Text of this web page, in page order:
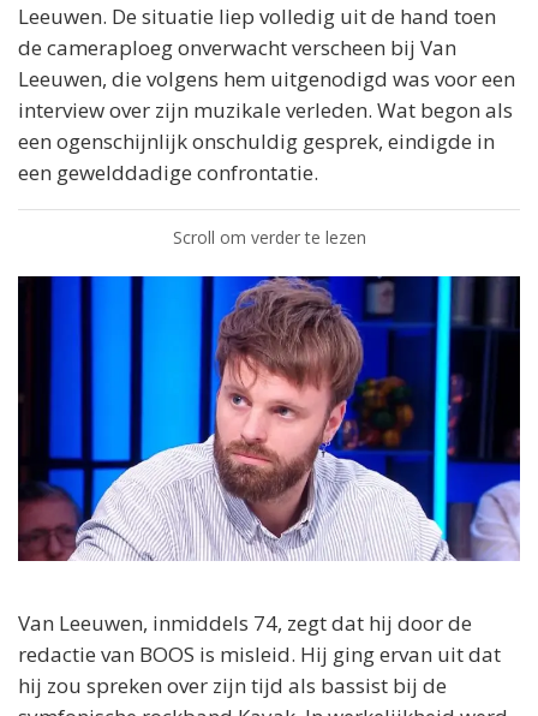
Leeuwen. De situatie liep volledig uit de hand toen
de cameraploeg onverwacht verscheen bij Van
Leeuwen, die volgens hem uitgenodigd was voor een
interview over zijn muzikale verleden. Wat begon als
een ogenschijnlijk onschuldig gesprek, eindigde in
een gewelddadige confrontatie.
Scroll om verder te lezen
Van Leeuwen, inmiddels 74, zegt dat hij door de
redactie van BOOS is misleid. Hij ging ervan uit dat
hij zou spreken over zijn tijd als bassist bij de